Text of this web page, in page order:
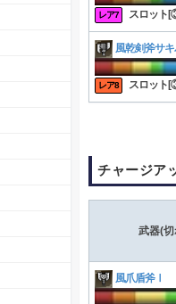
レア7 スロット
風乾剣斧サキ
レア8 スロッ
チャージア
武器(
風爪盾斧Ⅰ